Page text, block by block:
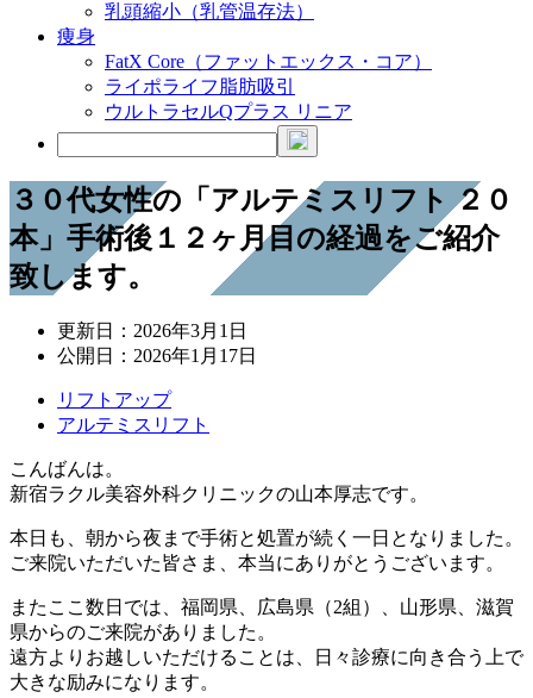
乳頭縮小（乳管温存法）
痩身
FatX Core（ファットエックス・コア）
ライポライフ脂肪吸引
ウルトラセルQプラス リニア
３０代女性の「アルテミスリフト ２０
本」手術後１２ヶ月目の経過をご紹介
致します。
更新日： 2026年3月1日
公開日： 2026年1月17日
リフトアップ
アルテミスリフト
こんばんは。
新宿ラクル美容外科クリニックの山本厚志です。
本日も、朝から夜まで手術と処置が続く一日となりました。
ご来院いただいた皆さま、本当にありがとうございます。
またここ数日では、福岡県、広島県（2組）、山形県、滋賀
県からのご来院がありました。
遠方よりお越しいただけることは、日々診療に向き合う上で
大きな励みになります。